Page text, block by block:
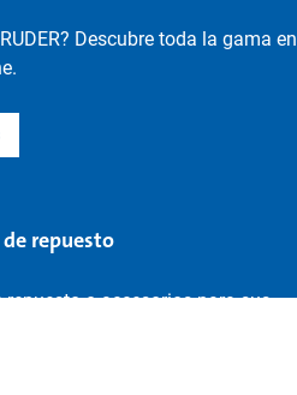
Descubre toda la gama en
repuesto
repuesto o accesorios para sus